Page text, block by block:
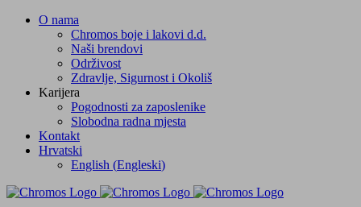
Skip
O nama
Chromos boje i lakovi d.d.
Naši brendovi
Održivost
Zdravlje, Sigurnost i Okoliš
Karijera
Pogodnosti za zaposlenike
Slobodna radna mjesta
Kontakt
Hrvatski
English (Engleski)
Facebook
YouTube